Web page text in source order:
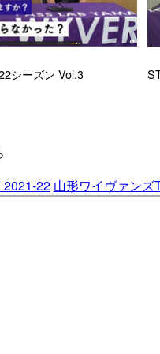
シーズン Vol.3
2021-22 山形ワイヴァンズ